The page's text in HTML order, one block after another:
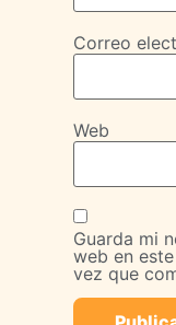
Correo
Web
Guarda mi
web en
vez que